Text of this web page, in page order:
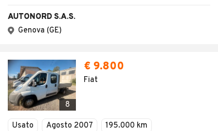
AUTONORD S.A.S.
Genova (GE)
8
€ 9.800
Fiat
Usato Agosto 2007
195.000 km